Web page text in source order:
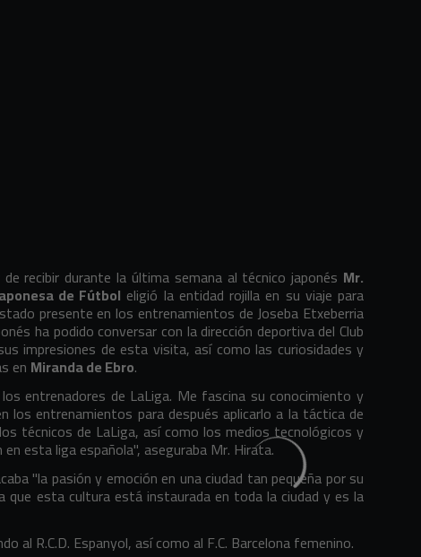
recibir durante la última semana al técnico japonés Mr.
de Fútbol eligió la entidad rojilla en su viaje para
presente en los entrenamientos de Joseba Etxeberria
ha podido conversar con la dirección deportiva del Club
impresiones de esta visita, así como las curiosidades y
en Miranda de Ebro.
entrenadores de LaLiga. Me fascina su conocimiento y
los entrenamientos para después aplicarlo a la táctica de
técnicos de LaLiga, así como los medios tecnológicos y
esta liga española", aseguraba Mr. Hirata.
"la pasión y emoción en una ciudad tan pequeña por su
que esta cultura está instaurada en toda la ciudad y es la
al R.C.D. Espanyol, así como al F.C. Barcelona femenino.